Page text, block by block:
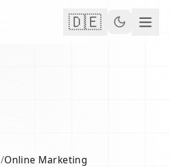
🇩🇪
/Online Marketing